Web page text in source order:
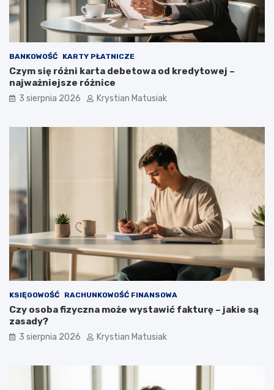
BANKOWOŚĆ KARTY PŁATNICZE
Czym się różni karta debetowa od kredytowej –
najważniejsze różnice
3 sierpnia 2026 Krystian Matusiak
KSIĘGOWOŚĆ RACHUNKOWOŚĆ FINANSOWA
Czy osoba fizyczna może wystawić fakturę – jakie są
zasady?
3 sierpnia 2026 Krystian Matusiak